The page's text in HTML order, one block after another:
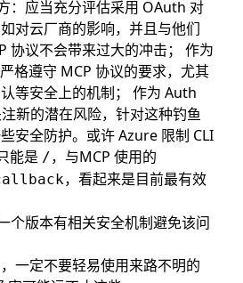
：应当充分评估采用 OAuth 对
对云厂商的影响，并且与他们
协议不会带来过大的冲击； 作为
格遵守 MCP 协议的要求，尤其
等安全上的机制； 作为 Auth
新的潜在风险，针对这种钓鱼
安全防护。或许 Azure 限制 CLI
能是 /，与MCP 使用的
，看起来是目前最有效
个版本有相关安全机制避免该问
一定不要轻易使用来路不明的